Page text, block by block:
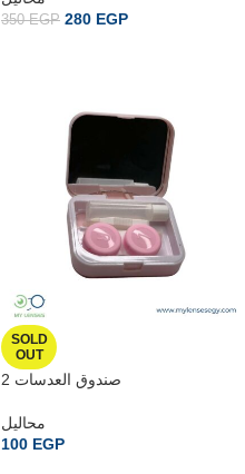
350EGP 280 EGP
SOLD
OUT
صندوق العدسات 2
محاليل
100 EGP